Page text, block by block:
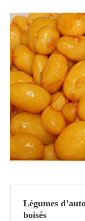
Légumes
boisés